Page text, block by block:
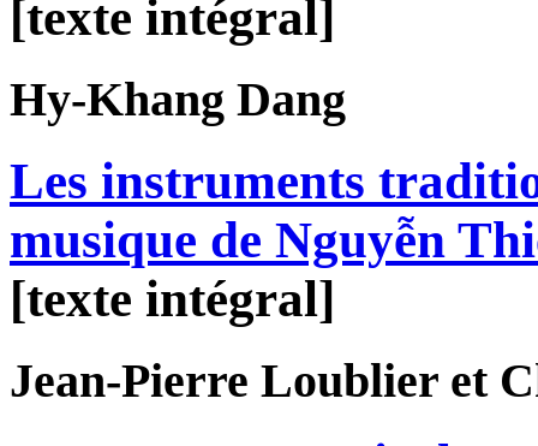
[texte intégral]
Hy-Khang Dang
Les instruments
musique de Nguyễn
[texte intégral]
Jean-Pierre Loublier et